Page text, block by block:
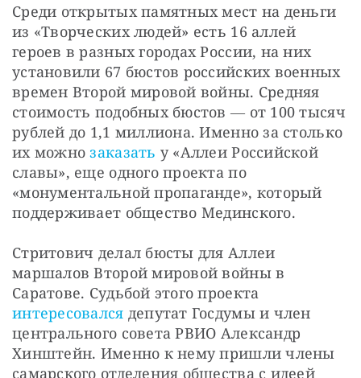
Среди открытых памятных мест на деньги
из «Творческих людей» есть 16 аллей
героев в разных городах России, на них
установили 67 бюстов российских военных
времен Второй мировой войны. Средняя
стоимость подобных бюстов ― от 100 тысяч
рублей до 1,1 миллиона. Именно за столько
их можно заказать у «Аллеи Российской
славы», еще одного проекта по
«монументальной пропаганде», который
поддерживает общество Мединского.
Стритович делал бюсты для Аллеи
маршалов Второй мировой войны в
интересовался депутат Госдумы и член
центрального совета РВИО Александр
Хинштейн. Именно к нему пришли члены
самарского отделения общества с идеей